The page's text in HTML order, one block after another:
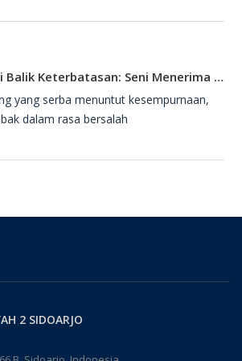
Mengaku Cinta Di Balik Keterbatasan: Seni Menerima Diri Di Hadapan Ilahi
yang serba menuntut kesempurnaan,
dalam rasa bersalah
2 SIDOARJO